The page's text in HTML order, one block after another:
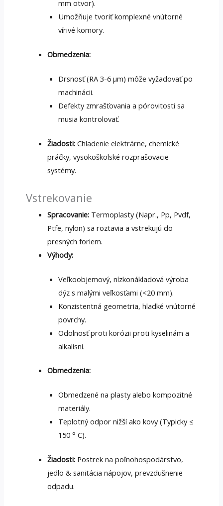
mm otvor).
Umožňuje tvoriť komplexné vnútorné
vírivé komory.
Obmedzenia:
Drsnosť (RA 3-6 μm) môže vyžadovať po
machinácii.
Defekty zmrašťovania a pórovitosti sa
musia kontrolovať.
Žiadosti: Chladenie elektrárne, chemické
práčky, vysokoškolské rozprašovacie
systémy.
Vstrekovanie
Spracovanie: Termoplasty (Napr., Pp, Pvdf,
Ptfe, nylon) sa roztavia a vstrekujú do
presných foriem.
Výhody:
Veľkoobjemový, nízkonákladová výroba
dýz s malými veľkosťami (<20 mm).
Konzistentná geometria, hladké vnútorné
povrchy.
Odolnosť proti korózii proti kyselinám a
alkalisni.
Obmedzenia:
Obmedzené na plasty alebo kompozitné
materiály.
Teplotný odpor nižší ako kovy (Typicky ≤
150 ° C).
Žiadosti: Postrek na poľnohospodárstvo,
jedlo & sanitácia nápojov, prevzdušnenie
odpadu.